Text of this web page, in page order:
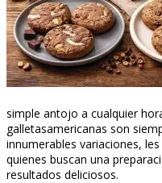
simple antojo a cualquier
galletasamericanas son
innumerables variaciones,
quienes buscan una
resultados deliciosos.